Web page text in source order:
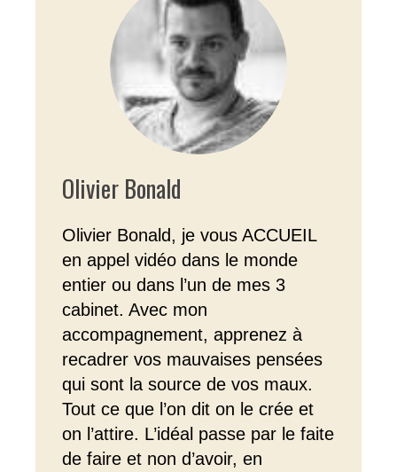
Olivier Bonald
Olivier Bonald, je vous ACCUEIL
en appel vidéo dans le monde
entier ou dans l’un de mes 3
cabinet. Avec mon
accompagnement, apprenez à
recadrer vos mauvaises pensées
qui sont la source de vos maux.
Tout ce que l’on dit on le crée et
on l’attire. L’idéal passe par le faite
de faire et non d’avoir, en